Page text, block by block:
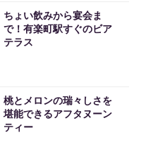
ちょい飲みから宴会ま
で！有楽町駅すぐのビア
テラス
桃とメロンの瑞々しさを
堪能できるアフタヌーン
ティー